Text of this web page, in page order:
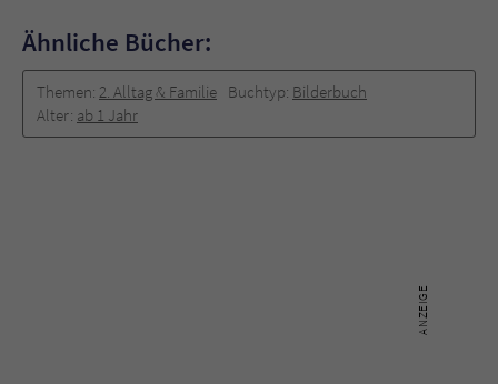
Ähnliche Bücher:
Themen: 2. Alltag & Familie Buchtyp: Bilderbuch
Alter: ab 1 Jahr